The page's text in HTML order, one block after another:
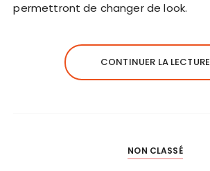
permettront de changer de look.
CONTINUER LA LECTURE
NON CLASSÉ